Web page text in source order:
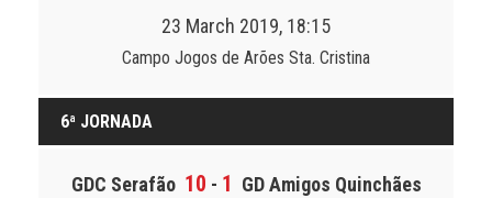
23 March 2019, 18:15
Campo Jogos de Arões Sta. Cristina
6ª JORNADA
GDC Serafão 10 - 1 GD Amigos Quinchães